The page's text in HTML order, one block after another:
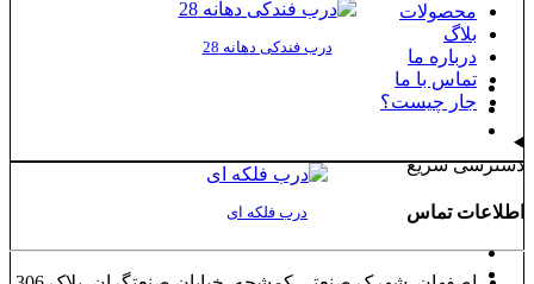
درب فندکی دهانه 28
درب فلکه ای
محصولات
بلاگ
درباره ما
تماس با ما
جار چیست؟
دسترسی سریع
اطلاعات تماس